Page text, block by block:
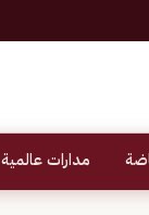
مدارات عالمية